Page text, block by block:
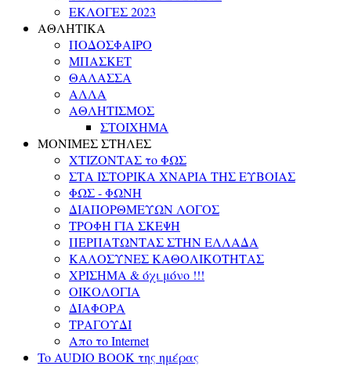
ΕΚΛΟΓΕΣ 2023
ΑΘΛΗΤΙΚΑ
ΠΟΔΟΣΦΑΙΡΟ
ΜΠΑΣΚΕΤ
ΘΑΛΑΣΣΑ
ΑΛΛΑ
ΑΘΛΗΤΙΣΜΟΣ
ΣΤΟΙΧΗΜΑ
ΜΟΝΙΜΕΣ ΣΤΗΛΕΣ
ΧΤΙΖΟΝΤΑΣ το ΦΩΣ
ΣΤΑ ΙΣΤΟΡΙΚΑ ΧΝΑΡΙΑ ΤΗΣ ΕΥΒΟΙΑΣ
ΦΩΣ - ΦΩΝΗ
ΔΙΑΠΟΡΘΜΕΥΩΝ ΛΟΓΟΣ
ΤΡΟΦΗ ΓΙΑ ΣΚΕΨΗ
ΠΕΡΠΑΤΩΝΤΑΣ ΣΤΗΝ ΕΛΛΑΔΑ
ΚΑΛΟΣΥΝΕΣ ΚΑΘΟΛΙΚΟΤΗΤΑΣ
ΧΡΙΣΗΜΑ & όχι μόνο !!!
ΟΙΚΟΛΟΓΙΑ
ΔΙΑΦΟΡΑ
ΤΡΑΓΟΥΔΙ
Απο το Internet
To AUDIO BOOK της ημέρας